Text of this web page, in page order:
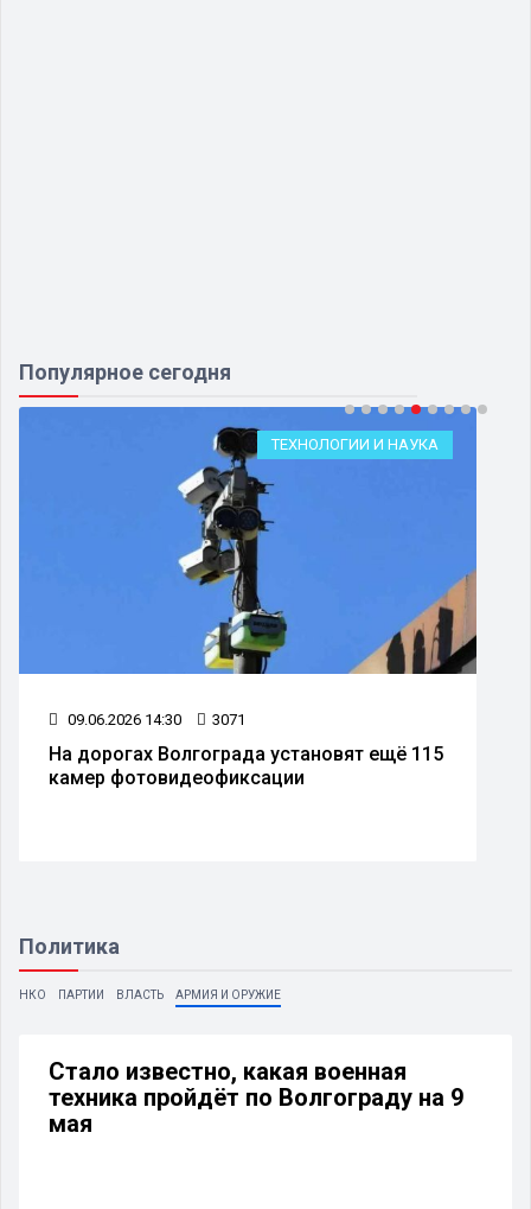
Популярное сегодня
ТЕХНОЛОГИИ И НАУКА
09.06.2026 14:30 3071
На дорогах Волгограда установят ещё 115
камер фотовидеофиксации
Политика
НКО ПАРТИИ ВЛАСТЬ АРМИЯ И ОРУЖИЕ
Стало известно, какая военная
техника пройдёт по Волгограду на 9
мая